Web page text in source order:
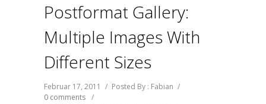
Postformat Gallery:
Multiple Images With
Different Sizes
Februar 17, 2011 / Posted By : Fabian /
0 comments /